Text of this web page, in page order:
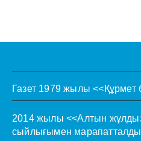
Газет 1979 жылы <<Құрмет
2014 жылы <<Алтын
сыйлығымен